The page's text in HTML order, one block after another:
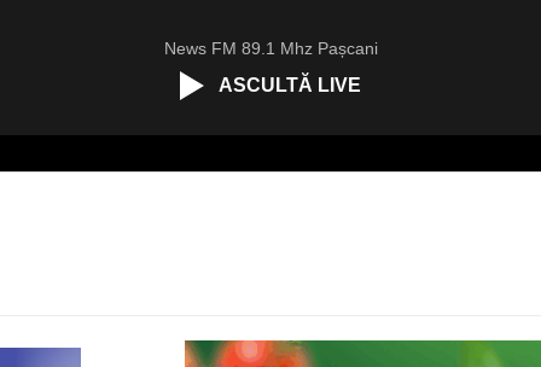
News FM 89.1 Mhz Pașcani
ASCULTĂ LIVE